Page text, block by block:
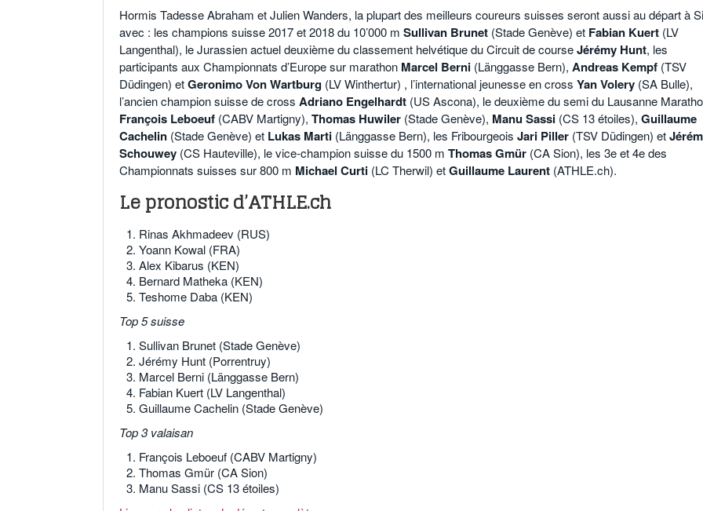
Hormis Tadesse Abraham et Julien Wanders, la plupart des meilleurs coureurs suisses seront aussi au départ à
avec : les champions suisse 2017 et 2018 du 10’000 m Sullivan Brunet (Stade Genève) et Fabian Kuert (LV
Langenthal), le Jurassien actuel deuxième du classement helvétique du Circuit de courseJérémy Hunt, les
participants aux Championnats d’Europe sur marathon Marcel Berni (Länggasse Bern), Andreas Kempf (TSV
Düdingen) etGeronimo Von Wartburg (LV Winthertur) , l’international jeunesse en cross Yan Volery (SA Bulle),
l’ancien champion suisse de cross Adriano Engelhardt (US Ascona), le deuxième du semi du Lausanne
François Leboeuf (CABV Martigny), Thomas Huwiler (Stade Genève), Manu Sassi (CS 13 étoiles), Guillaume
Cachelin (Stade Genève) et Lukas Marti (Länggasse Bern), les Fribourgeois Jari Piller (TSV Düdingen) et
Schouwey (CS Hauteville), le vice-champion suisse du 1500 m Thomas Gmür (CA Sion), les 3e et 4e des
Championnats suisses sur 800 m Michael Curti (LC Therwil) etGuillaume Laurent (ATHLE.ch).
Le pronostic d’ATHLE.ch
Rinas Akhmadeev (RUS)
Yoann Kowal (FRA)
Alex Kibarus (KEN)
Bernard Matheka (KEN)
Teshome Daba (KEN)
Top 5 suisse
Sullivan Brunet (Stade Genève)
Jérémy Hunt (Porrentruy)
Marcel Berni (Länggasse Bern)
Fabian Kuert (LV Langenthal)
Guillaume Cachelin (Stade Genève)
Top 3 valaisan
François Leboeuf (CABV Martigny)
Thomas Gmür (CA Sion)
Manu Sassi (CS 13 étoiles)